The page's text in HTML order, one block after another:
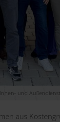
und
aus